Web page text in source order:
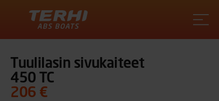
Tuulilasin sivukaiteet
450 TC
206 €